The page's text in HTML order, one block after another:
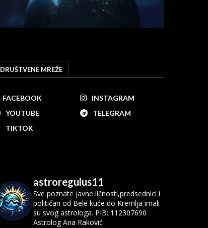
DRUŠTVENE MREŽE
FACEBOOK
INSTAGRAM
YOUTUBE
TELEGRAM
TIKTOK
astroregulus11
Sve poznate javne ličnosti,predsednici i
političari od Bele kuće do Kremlja imali
su svog astrologa. PIB: 112307690
Astrolog Ana Raković